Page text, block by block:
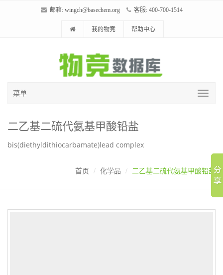
邮箱: wingch@basechem.org 客服: 400-700-1514
我的物竞 帮助中心
菜单
二乙基二硫代氨基甲酸铅盐
bis(diethyldithiocarbamate)lead complex
首页 化学品 二乙基二硫代氨基甲酸铅盐